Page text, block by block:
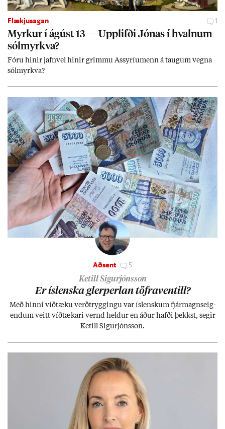
Flækjusagan 1
Myrk­ur í ág­úst 13 — Upp­lifði Jón­as í hvaln­um
sól­myrkva?
Fóru hinir jafn­vel hinir grimmu Ass­yríu­menn á taug­um vegna
sól­myrkva?
Aðsent 5
Ketill Sigurjónsson
Er ís­lenska glerperl­an töfra­ventill?
Með hinni víð­tæku verð­trygg­ingu var ís­lensk­um fjár­magns­eig­
end­um veitt víð­tæk­ari vernd held­ur en áð­ur hafði þekkst, seg­ir
Ketill Sig­ur­jóns­son.